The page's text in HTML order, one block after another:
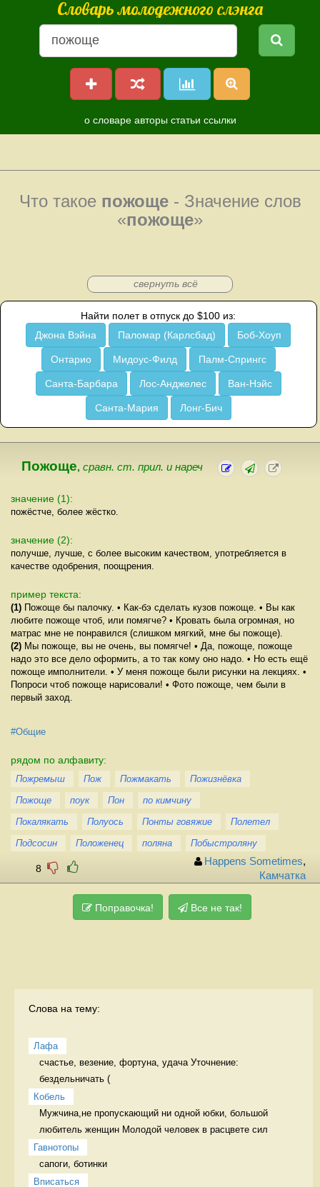
Словарь молодежного слэнга
о словаре авторы статьи ссылки
Что такое пожоще- Значение слов
«пожоще»
свернуть всё
Найти полет в отпуск до $100 из:
Джона Вэйна
Паломар (Карлсбад) Боб-Хоуп
Онтарио Мидоус-Филд Палм-Спрингс
Санта-Барбара Лос-Анджелес Ван-Нэйс
Санта-Мария Лонг-Бич
Пожоще, сравн. ст. прил. и нареч
значение (1):
пожёстче, более жёстко.
значение (2):
получше, лучше, с более высоким качеством, употребляется в
качестве одобрения, поощрения.
пример текста:
(1) Пожоще бы палочку. • Как-бэ сделать кузов пожоще. • Вы как
любите пожоще чтоб, или помягче? • Кровать была огромная, но
матрас мне не понравился (слишком мягкий, мне бы пожоще).
(2) Мы пожоще, вы не очень, вы помягче! • Да, пожоще, пожоще
надо это все дело оформить, а то так кому оно надо. • Но есть ещё
пожоще имполнители. • У меня пожоще были рисунки на лекциях. •
Попроси чтоб пожоще нарисовали! • Фото пожоще, чем были в
первый заход.
#Общие
рядом по алфавиту:
Пожремыш Пож Пожмакать
Пожизнёвка
Пожоще
поук Пон
по кимчину
Покалякать
Полуось Понты говяжие
Полетел
Подсосин
Положенец поляна Побыстроляну
8
Happens Sometimes,
Камчатка
Поправочка! Все не так!
Слова на тему:
Лафа
счастье, везение, фортуна, удача Уточнение:
бездельничать (
Кобель
Мужчина,не пропускающий ни одной юбки, большой
любитель женщин Молодой человек в расцвете сил
Гавнотопы
сапоги, ботинки
Вписаться